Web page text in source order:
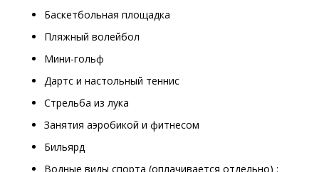
Баскетбольная площадка
Пляжный волейбол
Мини-гольф
Дартс и настольный теннис
Стрельба из лука
Занятия аэробикой и фитнесом
Бильярд
Водные виды спорта (оплачивается отдельно) :